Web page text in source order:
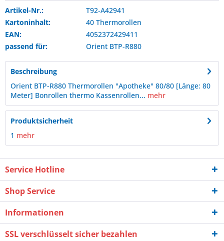
Artikel-Nr.:
T92-A42941
Kartoninhalt:
40 Thermorollen
EAN:
4052372429411
passend für:
Orient BTP-R880
Beschreibung
Orient BTP-R880 Thermorollen "Apotheke" 80/80 [Länge: 80
Meter] Bonrollen thermo Kassenrollen... mehr
Produktsicherheit
1 mehr
Service Hotline
Shop Service
Informationen
SSL verschlüsselt sicher bezahlen